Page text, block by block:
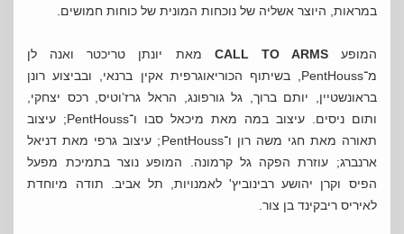
במראות, היוצר אשליה של נוכחות המונית של כוחות חמושים.
המופעCALL TO ARMS מאת יונתן טריכטר ואנה לן
מ־PentHouss, בשיתוף הכוריאוגרפית אקין ברנאי, ובביצוע רונן
בראונשטיין, יותם ברוך, גל גורפונג, הראל גרז’וטיס, רכס יצחקי,
ותום ניסים. עיצוב במה מאת מיכאל סבו ו־PentHouss; עיצוב
תאורה מאת חגי משה רון ו־PentHouss; עיצוב גרפי מאת דניאל
ארנברג; עוזרת הפקה גל קרמונה. המופע נוצר בתמיכת מפעל
הפיס וקרן יהושע רבינוביץ' לאמנויות, תל אביב. תודה מיוחדת
לאיריס ריבקינד בן צור.